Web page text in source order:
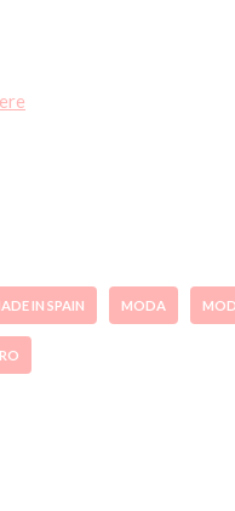
IN SPAIN MODA